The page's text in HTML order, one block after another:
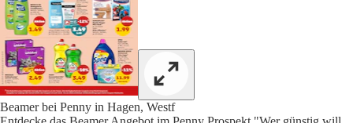
Beamer bei Penny in Hagen, Westf